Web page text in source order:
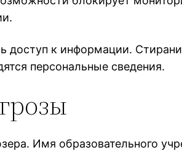
доступ к информации.
персональные сведения.
Имя образовательного